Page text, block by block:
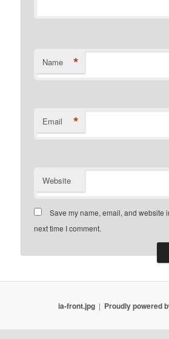
Name *
Email *
Website
Save my name, email, and website
next time I comment.
ia-front.jpg Proudly powered